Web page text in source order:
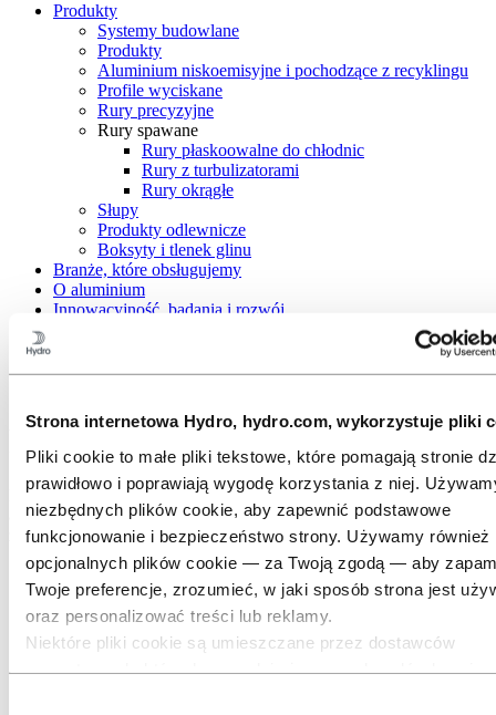
Strona internetowa Hydro, hydro.com, wykorzystuje pliki
Pliki cookie to małe pliki tekstowe, które pomagają stronie
prawidłowo i poprawiają wygodę korzystania z niej.
niezbędnych plików cookie, aby zapewnić podstawowe
funkcjonowanie i bezpieczeństwo strony. Używamy również
opcjonalnych plików cookie — za Twoją zgodą — aby
Twoje preferencje, zrozumieć, w jaki sposób strona jest
oraz personalizować treści lub reklamy.
Niektóre pliki cookie są umieszczane przez dostawców
Produkty
Systemy budowlane
Produkty
Aluminium niskoemisyjne i pochodzące z recyklingu
Profile wyciskane
Rury precyzyjne
Rury spawane
Rury płaskoowalne do chłodnic
Rury z turbulizatorami
Rury okrągłe
Słupy
Produkty odlewnicze
Boksyty i tlenek glinu
Branże, które obsługujemy
O aluminium
Innowacyjność, badania i rozwój
Rury spawane
Rury spawane są wytwarzane poprzez formowanie płaskiego paska
aluminium, którego krawędzie są następnie łączone w procesie
zgrzewania prądami wysokiej częstotliwości.